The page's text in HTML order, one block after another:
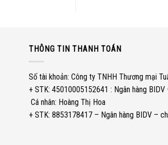
THÔNG TIN THANH TOÁN
Số tài khoản: Công ty TNHH Thương mại
+ STK: 45010005152641 : Ngân hàng BIDV
­ Cá nhân: Hoàng Thị Hoa
+ STK: 8853178417 – Ngân hàng BIDV –